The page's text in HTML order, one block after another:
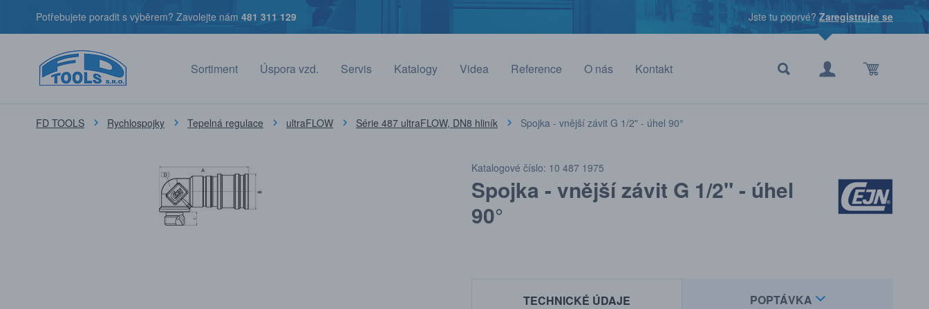
Potřebujete poradit s výběrem? Zavolejte nám 481 311 129 Jste tu poprvé? Zaregistrujte se
Sortiment Úspora vzd. Servis Katalogy Videa Reference O nás Kontakt
FD TOOLS Rychlospojky Tepelná regulace ultraFLOW Série 487 ultraFLOW, DN8 hliník Spojka - vnější závit G 1/2" - úhel 90°
Katalogové číslo: 10 487 1975
Spojka - vnější závit G 1/2" - úhel
90°
TECHNICKÉ ÚDAJE POPTÁVKA